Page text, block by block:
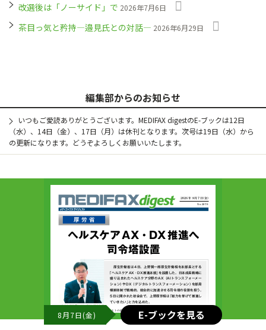
改選後は「ノーサイド」で 2026年7月6日
茶目っ気と矜持―邉見氏との対話― 2026年6月29日
編集部からのお知らせ
いつもご愛読ありがとうございます。MEDIFAX digestのE-ブックは12日
（水）、14日（金）、17日（月）は休刊となります。次号は19日（水）から
の更新になります。どうぞよろしくお願いいたします。
8月7日(金) E-ブックを見る